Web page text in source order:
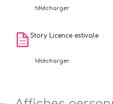
télécharger
Story Licence estivale
télécharger